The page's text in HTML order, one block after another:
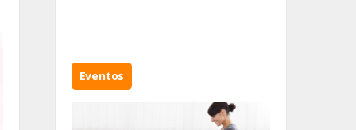
Eventos